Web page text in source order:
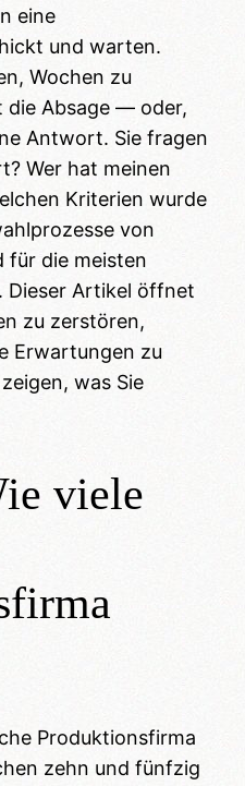
eine
und warten.
Wochen zu
die Absage — oder,
Antwort. Sie fragen
Wer hat meinen
Kriterien wurde
von
für die meisten
Dieser Artikel öffnet
zu zerstören,
Erwartungen zu
was Sie
viele
Produktionsfirma
zehn und fünfzig